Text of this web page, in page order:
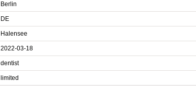
Berlin
DE
Halensee
2022-03-18
dentist
limited